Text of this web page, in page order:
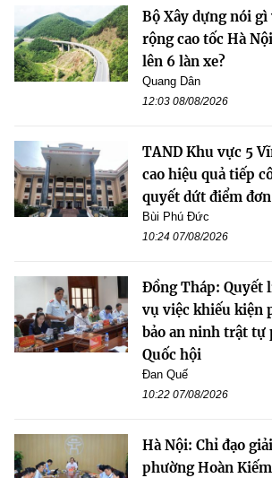
Bộ Xây dựng nói gì
rộng cao tốc Hà
lên 6 làn xe?
Quang Dân
12:03 08/08/2026
TAND Khu vực 5
cao hiệu quả tiếp
quyết dứt điểm
Bùi Phú Đức
10:24 07/08/2026
Đồng Tháp: Quyết
vụ việc khiếu kiện
bảo an ninh trật tự
Quốc hội
Đan Quế
10:22 07/08/2026
Hà Nội: Chỉ đạo
phường Hoàn